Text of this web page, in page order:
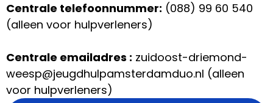
Centrale telefoonnummer: (088) 99 60 540
(alleen voor hulpverleners)
Centrale emailadres : zuidoost-driemond-
weesp@jeugdhulpamsterdamduo.nl (alleen
voor hulpverleners)